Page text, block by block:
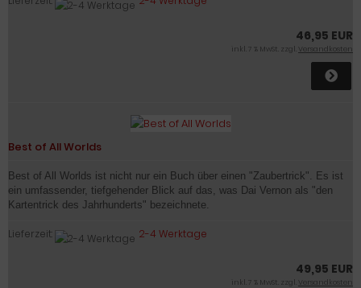
46,95 EUR
inkl. 7 % MwSt. zzgl. Versandkosten
Best of All Worlds
Best of All Worlds ist nicht nur ein Buch über einen "Zaubertrick". Es ist
ein umfassender, tiefgehender Blick auf das, was Dai Vernon als "den
Kartentrick des Jahrhunderts" bezeichnete.
Lieferzeit: 2-4 Werktage
49,95 EUR
inkl. 7 % MwSt. zzgl. Versandkosten